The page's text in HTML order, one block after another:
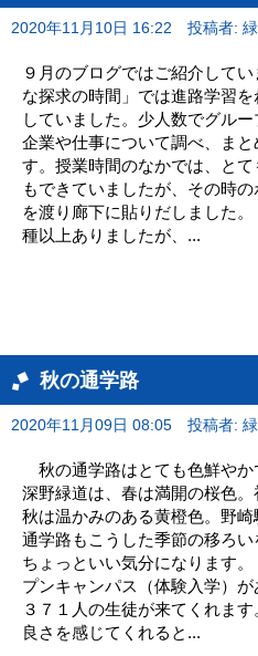
2020年11月10日 16:22 投稿者:
９月のブログではご紹介して
な探求の時間」では進路学習
していました。少人数でグル
企業や仕事について調べ、ま
す。授業時間のなかでは、と
もできていましたが、その時
を渡り廊下に貼りだしました
種以上ありましたが、...
秋の通学路
2020年11月09日 08:05 投稿者:
秋の通学路はとても色鮮やか
深野緑道は、春は満開の桜色
秋は温かみのある黄橙色。野
通学路もこうした季節の移ろい
ちょっといい気分になります
プンキャンパス（体験入学）
３７１人の生徒が来てくれま
良さを感じてくれると...